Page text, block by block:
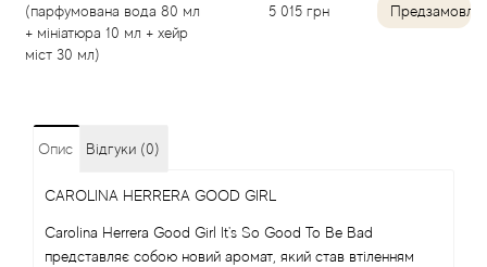
(парфумована вода 80 мл
+ мініатюра 10 мл + хейр
міст 30 мл)
5 015 грн
Опис Відгуки (0)
CAROLINA HERRERA GOOD GIRL
Carolina Herrera Good Girl It's So Good To Be Bad
представляє собою новий аромат, який став втіленням
Ariana Grande
Armand Basi
Arrogance
Arte Profumi